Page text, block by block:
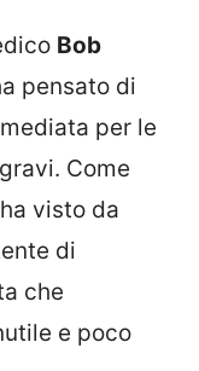
Bob
pensato di
per le
Come
visto da
di
che
e poco